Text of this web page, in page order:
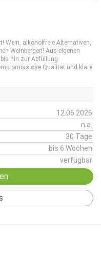
Wein, alkoholfreie Alternativen,
Weinbergen! Aus eigenen
hin zur Abfüllung
Qualität und klare
12.06.2026
n.a.
30 Tage
bis 6 Wochen
verfügbar